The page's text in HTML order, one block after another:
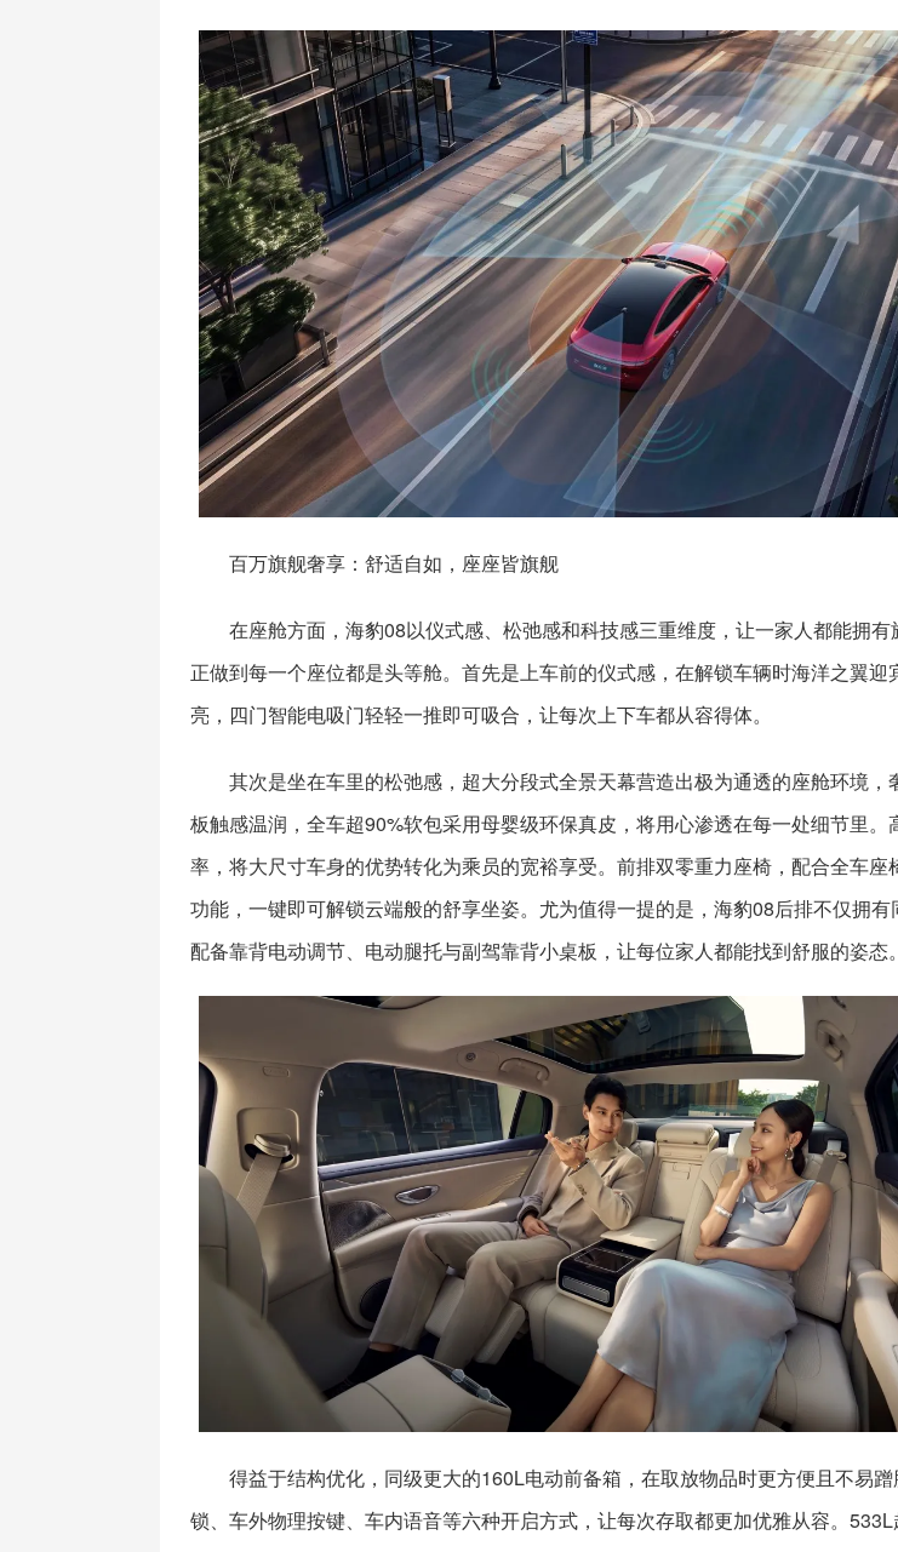
百万旗舰奢享：舒适自如，座座皆旗舰
在座舱方面，海豹08以仪式感、松弛感和科技感三重维度，让一家人都能拥
正做到每一个座位都是头等舱。首先是上车前的仪式感，在解锁车辆时海洋之翼迎
亮，四门智能电吸门轻轻一推即可吸合，让每次上下车都从容得体。
其次是坐在车里的松弛感，超大分段式全景天幕营造出极为通透的座舱环境，
板触感温润，全车超90%软包采用母婴级环保真皮，将用心渗透在每一处细节里。
率，将大尺寸车身的优势转化为乘员的宽裕享受。前排双零重力座椅，配合全车座
功能，一键即可解锁云端般的舒享坐姿。尤为值得一提的是，海豹08后排不仅拥
配备靠背电动调节、电动腿托与副驾靠背小桌板，让每位家人都能找到舒服的姿态。
得益于结构优化，同级更大的160L电动前备箱，在取放物品时更方便且不易
锁、车外物理按键、车内语音等六种开启方式，让每次存取都更加优雅从容。